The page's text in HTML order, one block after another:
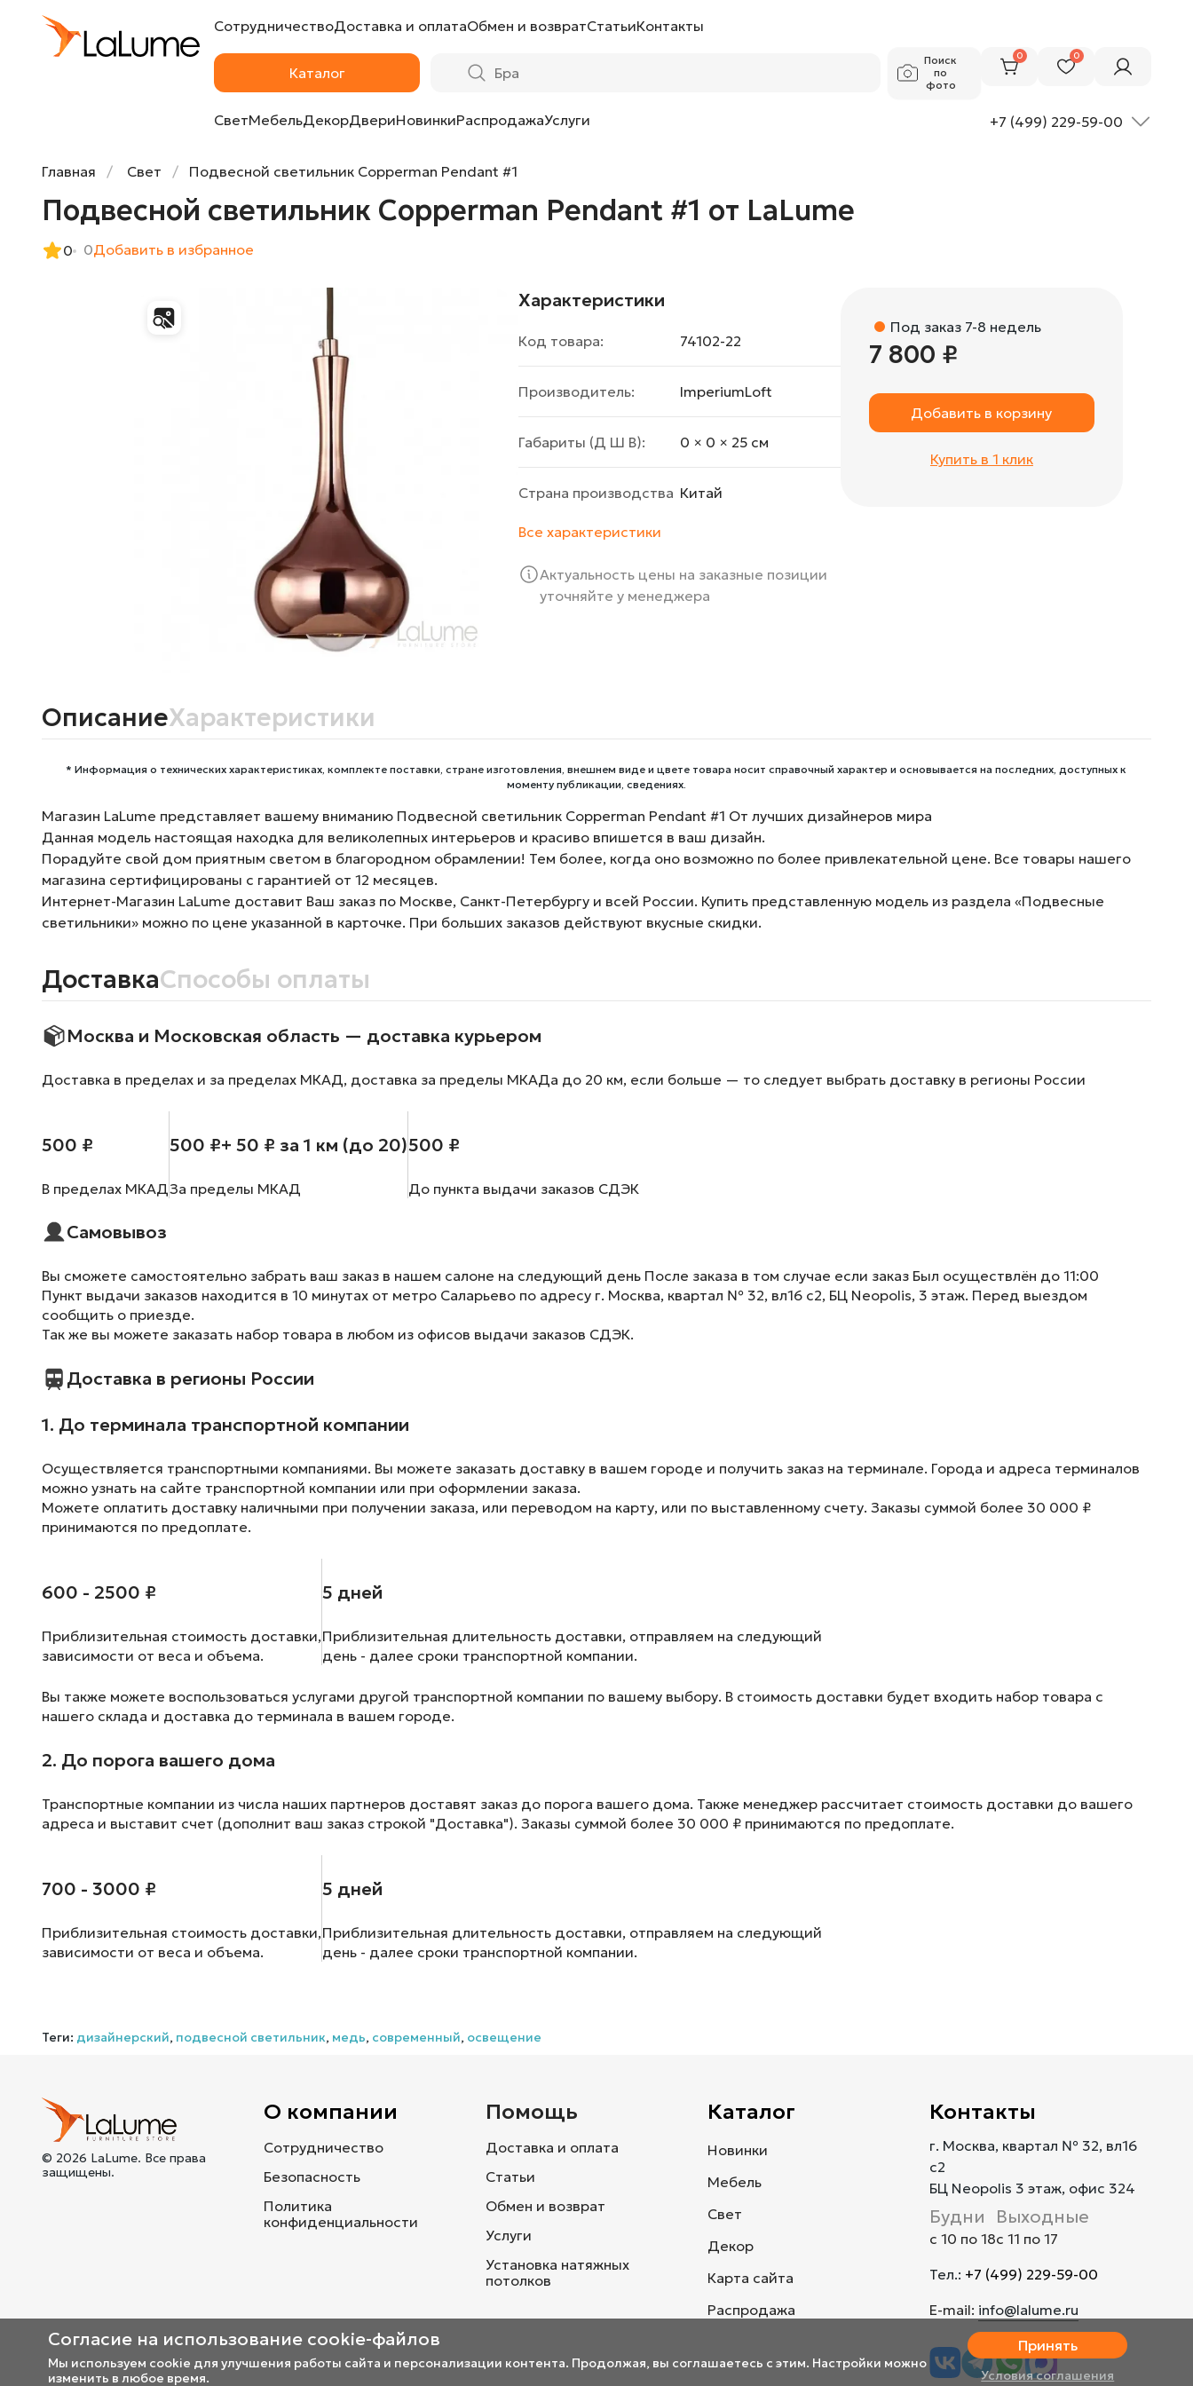
СотрудничествоДоставка и оплатаОбмен и возвратСтатьиКонтакты
Каталог
Поиск
по
фото
0 0
СветМебельДекорДвериНовинкиРаспродажаУслуги +7 (499) 229-59-00
Главная Свет Подвесной светильник Copperman Pendant #1
Подвесной светильник Copperman Pendant #1 от LaLume
0 0Добавить в избранное
Характеристики
Код товара: 74102-22
Производитель: ImperiumLoft
Габариты (Д Ш В): 0 × 0 × 25 cм
Страна производства Китай
Все характеристики
Актуальность цены на заказные позиции
уточняйте у менеджера
Под заказ 7-8 недель
7 800 ₽
Добавить в корзину
Купить в 1 клик
ОписаниеХарактеристики
* Информация о технических характеристиках, комплекте поставки, стране изготовления, внешнем виде и цвете товара носит справочный характер и основывается на последних, доступных к
моменту публикации, сведениях.
Магазин LaLume представляет вашему вниманию Подвесной светильник Copperman Pendant #1 От лучших дизайнеров мира
Данная модель настоящая находка для великолепных интерьеров и красиво впишется в ваш дизайн.
Порадуйте свой дом приятным светом в благородном обрамлении! Тем более, когда оно возможно по более привлекательной цене. Все товары нашего
магазина сертифицированы с гарантией от 12 месяцев.
Интернет-Магазин LaLume доставит Ваш заказ по Москве, Санкт-Петербургу и всей России. Купить представленную модель из раздела «Подвесные
светильники» можно по цене указанной в карточке. При больших заказов действуют вкусные скидки.
ДоставкаСпособы оплаты
Москва и Московская область — доставка курьером
Доставка в пределах и за пределах МКАД, доставка за пределы МКАДа до 20 км, если больше — то следует выбрать доставку в регионы России
500 ₽
В пределах МКАД
500 ₽+ 50 ₽ за 1 км (до 20)
За пределы МКАД
500 ₽
До пункта выдачи заказов СДЭК
Самовывоз
Вы сможете самостоятельно забрать ваш заказ в нашем салоне на следующий день После заказа в том случае если заказ Был осуществлён до 11:00
Пункт выдачи заказов находится в 10 минутах от метро Саларьево по адресу г. Москва, квартал № 32, вл16 с2, БЦ Neopolis, 3 этаж. Перед выездом
сообщить о приезде.
Так же вы можете заказать набор товара в любом из офисов выдачи заказов СДЭК.
Доставка в регионы России
1. До терминала транспортной компании
Осуществляется транспортными компаниями. Вы можете заказать доставку в вашем городе и получить заказ на терминале. Города и адреса терминалов
можно узнать на сайте транспортной компании или при оформлении заказа.
Можете оплатить доставку наличными при получении заказа, или переводом на карту, или по выставленному счету. Заказы суммой более 30 000 ₽
принимаются по предоплате.
600 - 2500 ₽
Приблизительная стоимость доставки,
зависимости от веса и объема.
5 дней
Приблизительная длительность доставки, отправляем на следующий
день - далее сроки транспортной компании.
Вы также можете воспользоваться услугами другой транспортной компании по вашему выбору. В стоимость доставки будет входить набор товара с
нашего склада и доставка до терминала в вашем городе.
2. До порога вашего дома
Транспортные компании из числа наших партнеров доставят заказ до порога вашего дома. Также менеджер рассчитает стоимость доставки до вашего
адреса и выставит счет (дополнит ваш заказ строкой "Доставка"). Заказы суммой более 30 000 ₽ принимаются по предоплате.
700 - 3000 ₽
Приблизительная стоимость доставки,
зависимости от веса и объема.
5 дней
Приблизительная длительность доставки, отправляем на следующий
день - далее сроки транспортной компании.
Подвесной светильник Copperman Pendant #1 от LaLume
Теги: дизайнерский, подвесной светильник, медь, современный, освещение
© 2026 LaLume. Все права
защищены.
О компании
Сотрудничество
Безопасность
Политика
конфиденциальности
Помощь
Доставка и оплата
Статьи
Обмен и возврат
Услуги
Установка натяжных
потолков
Каталог
Новинки
Мебель
Свет
Декор
Карта сайта
Распродажа
Контакты
г. Москва, квартал № 32, вл16
с2
БЦ Neopolis 3 этаж, офис 324
Будни
с 10 по 18
Выходные
с 11 по 17
Тел.: +7 (499) 229-59-00
E-mail: info@lalume.ru
Согласие на использование cookie-файлов
Мы используем cookie для улучшения работы сайта и персонализации контента. Продолжая, вы соглашаетесь с этим. Настройки можно
изменить в любое время.
Принять
Условия соглашения